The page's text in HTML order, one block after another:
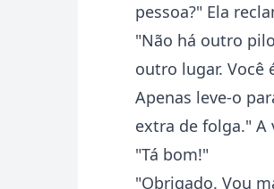
pessoa?" Ela
"Não há outro
outro lugar. Você
Apenas leve-o
extra de folga."
"Tá bom!"
"Obrigado. Vou